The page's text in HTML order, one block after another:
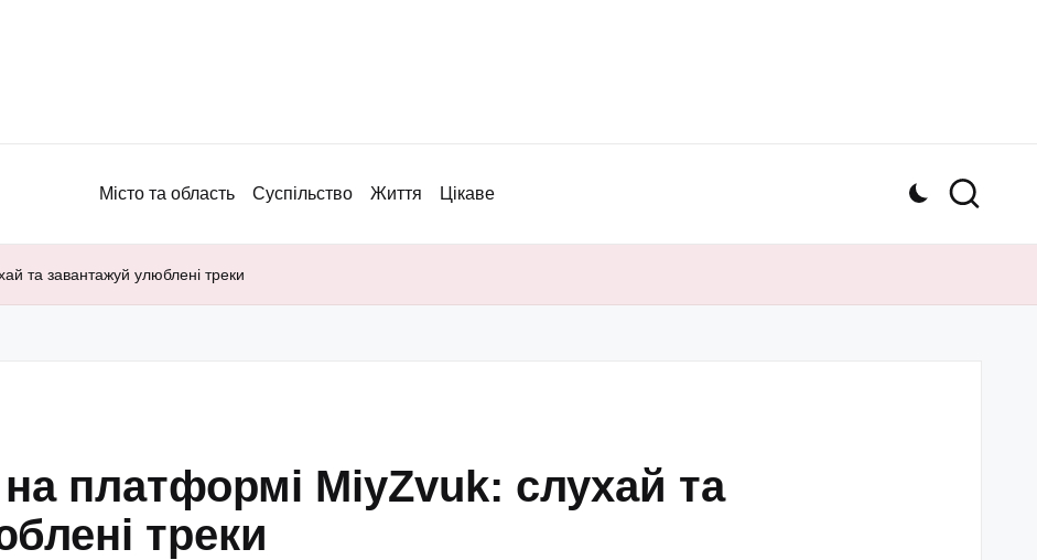
Місто та область Суспільство Життя Цікаве
та завантажуй улюблені треки
платформі MiyZvuk: слухай та
треки